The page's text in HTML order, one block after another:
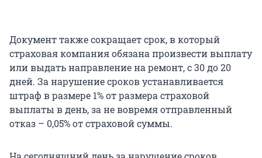
Документ также сокращает срок, в который
страховая компания обязана произвести выплату
или выдать направление на ремонт, с 30 до 20
дней. За нарушение сроков устанавливается
штраф в размере 1% от размера страховой
выплаты в день, за не вовремя отправленный
отказ – 0,05% от страховой суммы.